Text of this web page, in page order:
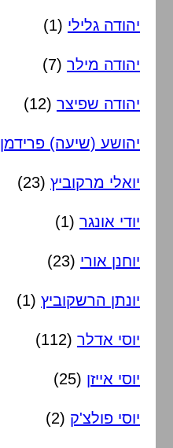
יהודה גלילי (1)
יהודה מילר (7)
יהודה שפיצר (12)
יהושע (שיעה) פרידמן
יואלי מרקוביץ (23)
יודי אונגר (1)
יוחנן אורי (23)
יונתן הרשקוביץ (1)
יוסי אדלר (112)
יוסי אייזן (25)
יוסי פולצ'ק (2)